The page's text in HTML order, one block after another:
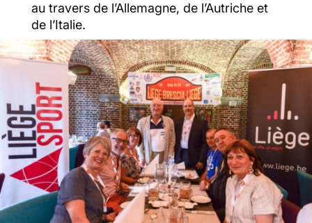
au travers de l’Allemagne, de l’Autriche et
de l’Italie.